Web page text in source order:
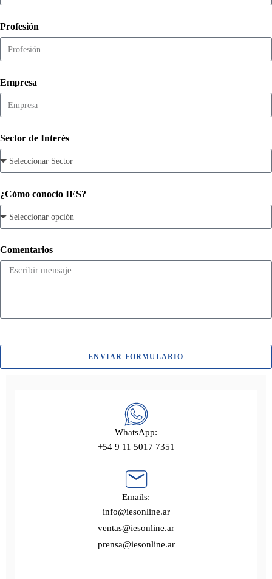
Profesión
Empresa
Sector de Interés
¿Cómo conocio IES?
Comentarios
ENVIAR FORMULARIO
WhatsApp:
+54 9 11 5017 7351
Emails:
info@iesonline.ar
ventas@iesonline.ar
prensa@iesonline.ar